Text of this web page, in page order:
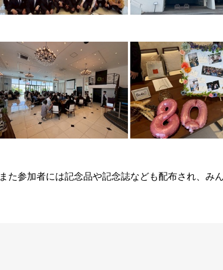
また参加者には記念品や記念誌なども配布され、み